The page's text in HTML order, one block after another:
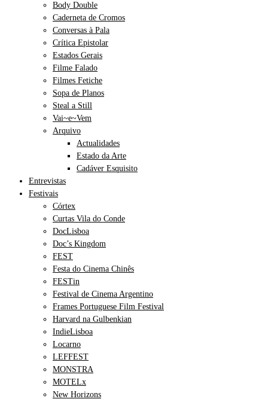
Body Double
Caderneta de Cromos
Conversas à Pala
Crítica Epistolar
Estados Gerais
Filme Falado
Filmes Fetiche
Sopa de Planos
Steal a Still
Vai~e~Vem
Arquivo
Actualidades
Estado da Arte
Cadáver Esquisito
Entrevistas
Festivais
Córtex
Curtas Vila do Conde
DocLisboa
Doc’s Kingdom
FEST
Festa do Cinema Chinês
FESTin
Festival de Cinema Argentino
Frames Portuguese Film Festival
Harvard na Gulbenkian
IndieLisboa
Locarno
LEFFEST
MONSTRA
MOTELx
New Horizons